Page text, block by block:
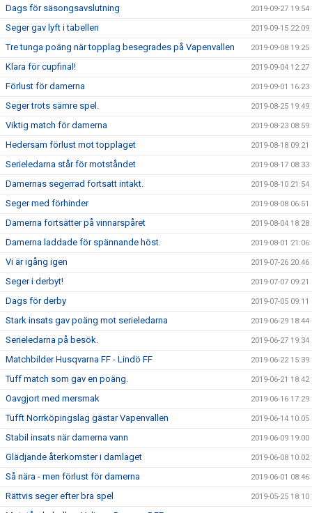
Dags för säsongsavslutning 2019-09-27 19:54
Seger gav lyft i tabellen 2019-09-15 22:09
Tre tunga poäng när topplag besegrades på Vapenvallen 2019-09-08 19:25
Klara för cupfinal! 2019-09-04 12:27
Förlust för damerna 2019-09-01 16:23
Seger trots sämre spel. 2019-08-25 19:49
Viktig match för damerna 2019-08-23 08:59
Hedersam förlust mot topplaget 2019-08-18 09:21
Serieledarna står för motståndet 2019-08-17 08:33
Damernas segerrad fortsatt intakt. 2019-08-10 21:54
Seger med förhinder 2019-08-08 06:51
Damerna fortsätter på vinnarspåret 2019-08-04 18:28
Damerna laddade för spännande höst. 2019-08-01 21:06
Vi är igång igen 2019-07-26 20:46
Seger i derbyt! 2019-07-07 09:21
Dags för derby 2019-07-05 09:11
Stark insats gav poäng mot serieledarna 2019-06-29 18:44
Serieledarna på besök. 2019-06-27 19:34
Matchbilder Husqvarna FF - Lindö FF 2019-06-22 15:39
Tuff match som gav en poäng. 2019-06-21 18:42
Oavgjort med mersmak 2019-06-16 17:29
Tufft Norrköpingslag gästar Vapenvallen 2019-06-14 10:05
Stabil insats när damerna vann 2019-06-09 19:00
Glädjande återkomster i damlaget 2019-06-08 10:02
Så nära - men förlust för damerna 2019-06-01 08:46
Rättvis seger efter bra spel 2019-05-25 18:10